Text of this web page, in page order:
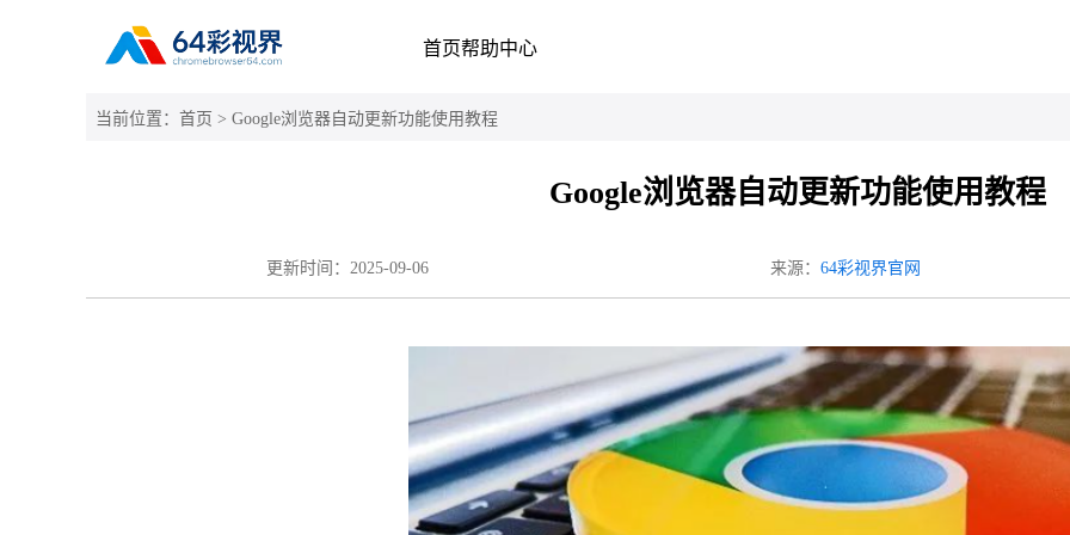
首页帮助中心
当前位置： 首页 > Google浏览器自动更新功能使用教程
Google浏览器自动更新功能使用教程
更新时间： 2025-09-06 来源： 64彩视界官网